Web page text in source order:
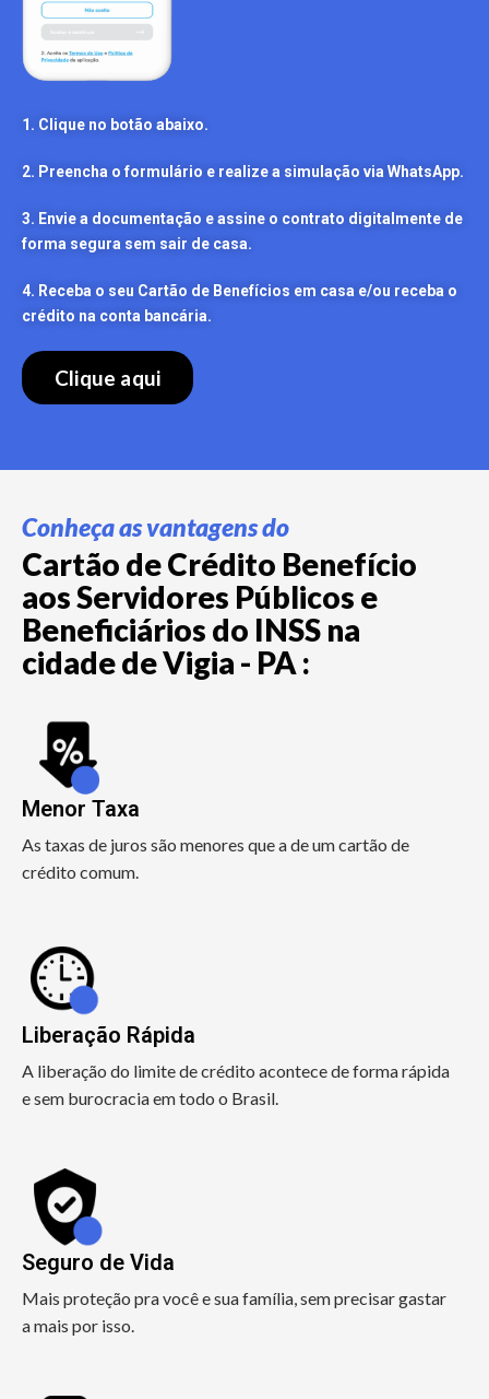
1. Clique no botão abaixo.
2. Preencha o formulário e realize a simulação via WhatsApp.
3. Envie a documentação e assine o contrato digitalmente de
forma segura sem sair de casa.
4. Receba o seu Cartão de Benefícios em casa e/ou receba o
crédito na conta bancária.
Clique aqui
Conheça as vantagens do
Cartão de Crédito Benefício
aos Servidores Públicos e
Beneficiários do INSS na
cidade de Vigia - PA :
Menor Taxa
As taxas de juros são menores que a de um cartão de
crédito comum.
Liberação Rápida
A liberação do limite de crédito acontece de forma rápida
e sem burocracia em todo o Brasil.
Seguro de Vida
Mais proteção pra você e sua família, sem precisar gastar
a mais por isso.